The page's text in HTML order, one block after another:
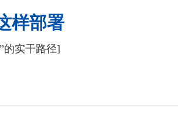
样部署
的实干路径]